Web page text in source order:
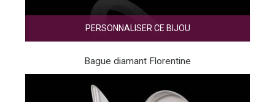
PERSONNALISER CE BIJOU
Bague diamant Florentine